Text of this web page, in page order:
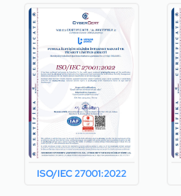
ISO/IEC 27001:2022